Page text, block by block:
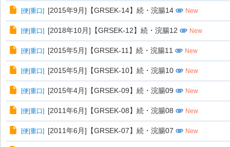
[便|重口] [2015年9月]【GRSEK-14】続・浣腸14 New
[便|重口] [2018年10月]【GRSEK-12】続・浣腸12 New
[便|重口] [2015年5月]【GRSEK-11】続・浣腸11 New
[便|重口] [2015年5月]【GRSEK-10】続・浣腸10 New
[便|重口] [2015年4月]【GRSEK-09】続・浣腸09 New
[便|重口] [2011年6月]【GRSEK-08】続・浣腸08 New
[便|重口] [2011年6月]【GRSEK-07】続・浣腸07 New